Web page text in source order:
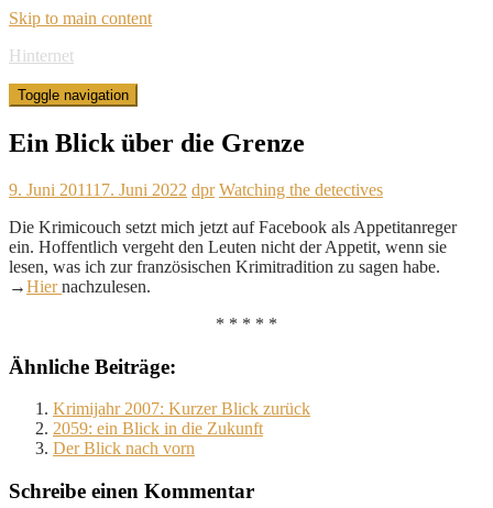
Skip to main content
Hinternet
Toggle navigation
Ein Blick über die Grenze
9. Juni 201117. Juni 2022 dpr Watching the detectives
Die Krimicouch setzt mich jetzt auf Facebook als Appetitanreger
ein. Hoffentlich vergeht den Leuten nicht der Appetit, wenn sie
lesen, was ich zur französischen Krimitradition zu sagen habe.
→Hiernachzulesen.
* * * * *
Ähnliche Beiträge:
Krimijahr 2007: Kurzer Blick zurück
2059: ein Blick in die Zukunft
Der Blick nach vorn
Schreibe einen Kommentar